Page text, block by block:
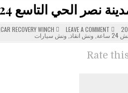
24 ساعة | خدمة إنقاذ السيارات
LEAVE A COMMENT
ON
ونش
الفرسان
POSTED
IN
CAR RECOVERY WINCH
ساعة ونش انقاذ ونش سيارات
Rate